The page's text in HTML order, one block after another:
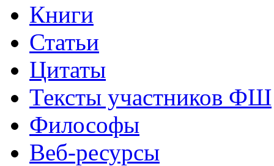
Книги
Статьи
Цитаты
Тексты участников ФШ
Философы
Веб-ресурсы